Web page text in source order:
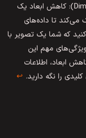
کاهش ابعاد (Dimensionality Reduction): کاهش ابعاد یک
می‌کند تا داده‌های
که شما یک تصویر با
مهم این
ابعاد، اطلاعات
را نگه دارید. ↩︎